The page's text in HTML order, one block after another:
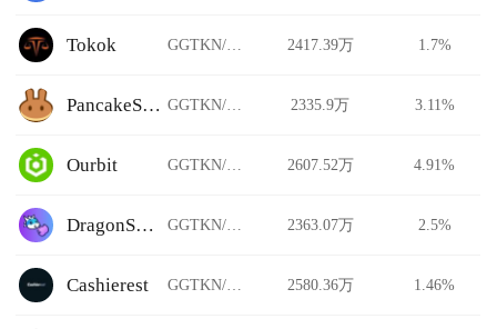
Tokok GGTKN/USDT 2417.39万 1.7%
PancakeSwap Stableswap GGTKN/USDT 2335.9万 3.11%
Ourbit GGTKN/USDT 2607.52万 4.91%
DragonSwap GGTKN/USDT 2363.07万 2.5%
Cashierest GGTKN/USDT 2580.36万 1.46%